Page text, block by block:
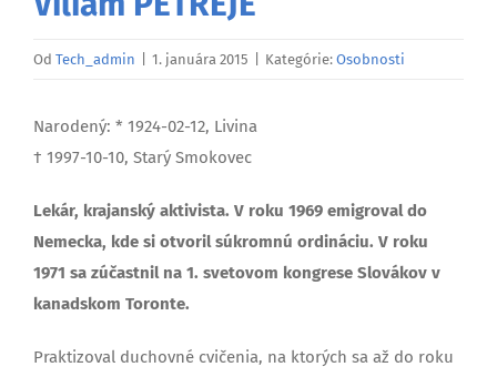
Od Tech_admin 1. januára 2015 Kategórie: Osobnosti
Narodený: * 1924-02-12, Livina
† 1997-10-10, Starý Smokovec
Lekár, krajanský aktivista. V roku 1969 emigroval do
Nemecka, kde si otvoril súkromnú ordináciu. V roku
1971 sa zúčastnil na 1. svetovom kongrese Slovákov v
kanadskom Toronte.
Praktizoval duchovné cvičenia, na ktorých sa až do roku